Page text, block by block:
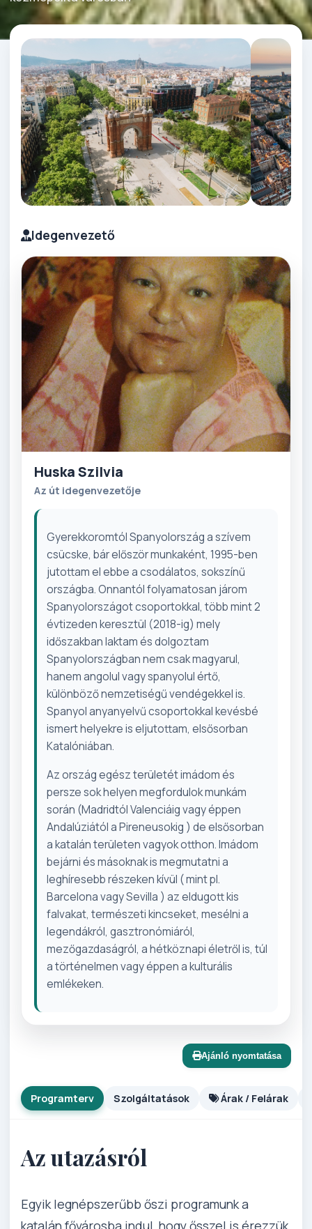
Idegenvezető
Huska Szilvia
Az út idegenvezetője
Gyerekkoromtól Spanyolország a szívem
csücske, bár először munkaként, 1995-ben
jutottam el ebbe a csodálatos, sokszínű
országba. Onnantól folyamatosan járom
Spanyolországot csoportokkal, több mint 2
évtizeden keresztül (2018-ig) mely
időszakban laktam és dolgoztam
Spanyolországban nem csak magyarul,
hanem angolul vagy spanyolul értő,
különböző nemzetiségű vendégekkel is.
Spanyol anyanyelvű csoportokkal kevésbé
ismert helyekre is eljutottam, elsősorban
Katalóniában.
Az ország egész területét imádom és
persze sok helyen megfordulok munkám
során (Madridtól Valenciáig vagy éppen
Andalúziától a Pireneusokig ) de elsősorban
a katalán területen vagyok otthon. Imádom
bejárni és másoknak is megmutatni a
leghíresebb részeken kívül ( mint pl.
Barcelona vagy Sevilla ) az eldugott kis
falvakat, természeti kincseket, mesélni a
legendákról, gasztronómiáról,
mezőgazdaságról, a hétköznapi életről is, túl
a történelmen vagy éppen a kulturális
emlékeken.
Ajánló nyomtatása
Programterv Szolgáltatások Árak / Felárak
Az utazásról
Egyik legnépszerűbb őszi programunk a
katalán fővárosba indul, hogy ősszel is érezzük